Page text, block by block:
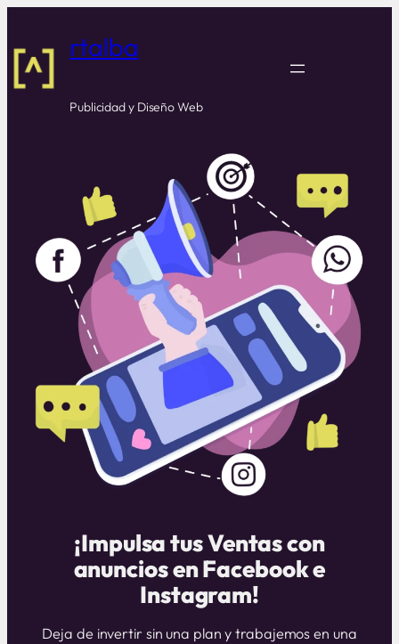
rtalba
Publicidad y Diseño Web
¡Impulsa tus Ventas con
anuncios en Facebook e
Instagram!
Deja de invertir sin una plan y trabajemos en una